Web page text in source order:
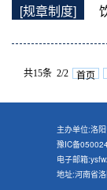
[规章制度]
共15条 2/2 首页
主办单位:洛
豫IC备
电子邮箱
地址:河南省